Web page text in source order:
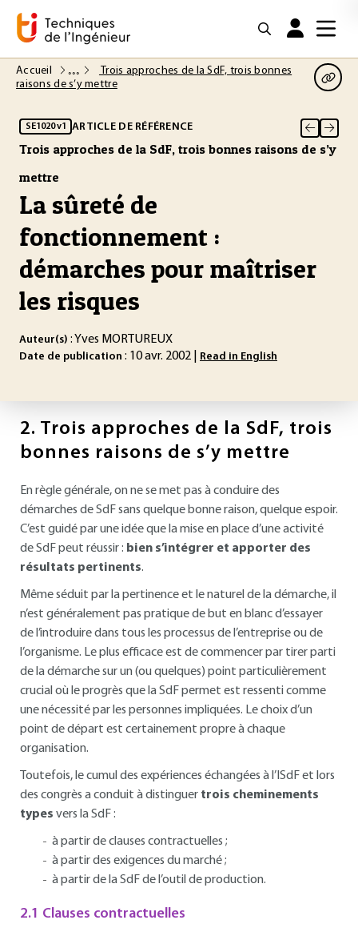
Accueil
Trois approches de la SdF, trois bonnes
raisons de s’y mettre
SE1020 v1 ARTICLE DE RÉFÉRENCE
Trois approches de la SdF, trois bonnes raisons de s’y
mettre
La sûreté de
fonctionnement :
démarches pour maîtriser
les risques
Auteur(s) : Yves MORTUREUX
Date de publication : 10 avr. 2002 | Read in English
2. Trois approches de la SdF, trois
bonnes raisons de s’y mettre
En règle générale, on ne se met pas à conduire des
démarches de SdF sans quelque bonne raison, quelque espoir.
C’est guidé par une idée que la mise en place d’une activité
de SdF peut réussir : bien s’intégrer et apporter des
résultats pertinents.
Même séduit par la pertinence et le naturel de la démarche, il
n’est généralement pas pratique de but en blanc d’essayer
de l’introduire dans tous les processus de l’entreprise ou de
l’organisme. Le plus efficace est de commencer par tirer parti
de la démarche sur un (ou quelques) point particulièrement
crucial où le progrès que la SdF permet est ressenti comme
une nécessité par les personnes impliquées. Le choix d’un
point de départ est certainement propre à chaque
organisation.
Toutefois, le cumul des expériences échangées à l’ISdF et lors
des congrès a conduit à distinguer trois cheminements
types vers la SdF :
à partir de clauses contractuelles ;
à partir des exigences du marché ;
à partir de la SdF de l’outil de production.
2.1 Clauses contractuelles